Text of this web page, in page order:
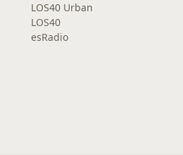
LOS40 Urban
LOS40
esRadio